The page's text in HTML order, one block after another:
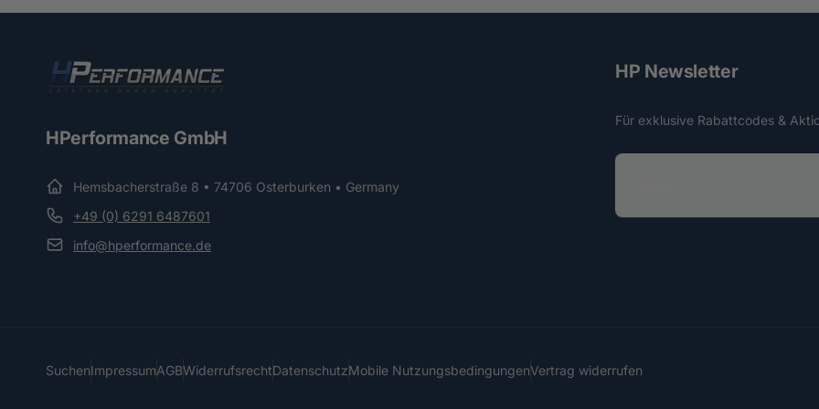
HPerformance GmbH
Hemsbacherstraße 8 • 74706 Osterburken • Germany
+49 (0) 6291 6487601
info@hperformance.de
HP Newsletter
Für exklusive Rabattcodes &
E
SuchenImpressumAGBWiderrufsrechtDatenschutzMobile NutzungsbedingungenVertrag widerrufen